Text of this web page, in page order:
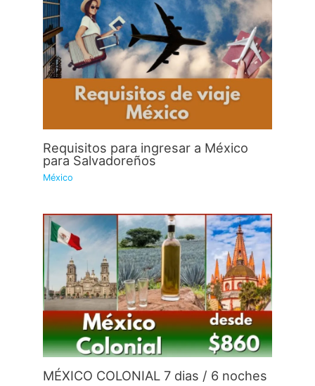
Requisitos para ingresar a México
para Salvadoreños
México
MÉXICO COLONIAL 7 dias / 6 noches